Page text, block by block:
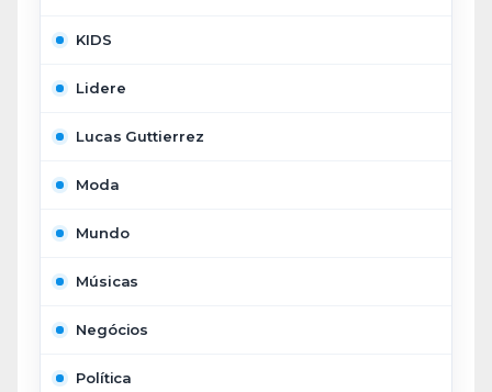
KIDS
Lidere
Lucas Guttierrez
Moda
Mundo
Músicas
Negócios
Política